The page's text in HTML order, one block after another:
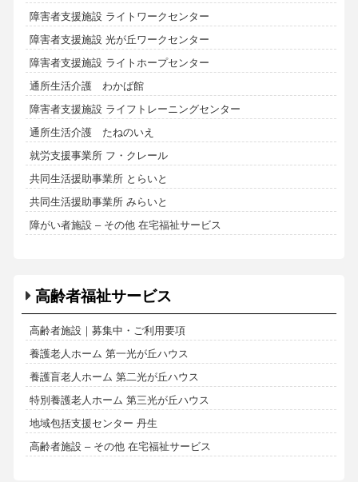
障害者支援施設 ライトワークセンター
障害者支援施設 光が丘ワークセンター
障害者支援施設 ライトホープセンター
通所生活介護 わかば館
障害者支援施設 ライフトレーニングセンター
通所生活介護 たねのいえ
就労支援事業所 フ・クレール
共同生活援助事業所 とらいと
共同生活援助事業所 みらいと
障がい者施設 – その他 在宅福祉サービス
高齢者福祉サービス
高齢者施設｜募集中・ご利用要項
養護老人ホーム 第一光が丘ハウス
養護盲老人ホーム 第二光が丘ハウス
特別養護老人ホーム 第三光が丘ハウス
地域包括支援センター 丹生
高齢者施設 – その他 在宅福祉サービス